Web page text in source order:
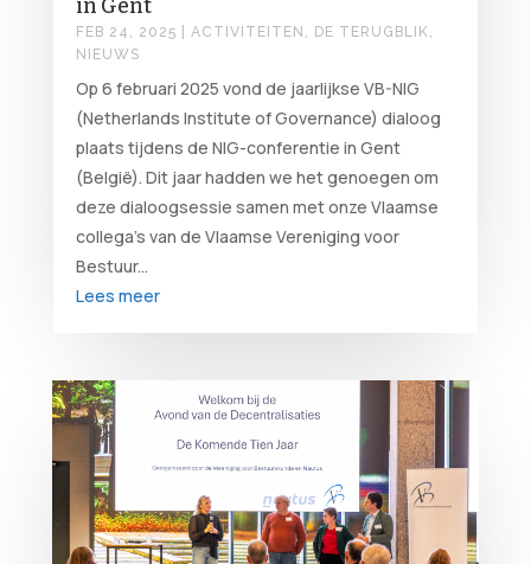
in Gent
FEB 24, 2025 ACTIVITEITEN DE TERUGBLIK
NIEUWS
Op 6 februari 2025 vond de jaarlijkse VB-NIG
(Netherlands Institute of Governance) dialoog
plaats tijdens de NIG-conferentie in Gent
(België). Dit jaar hadden we het genoegen om
deze dialoogsessie samen met onze Vlaamse
collega’s van de Vlaamse Vereniging voor
Bestuur...
Lees meer